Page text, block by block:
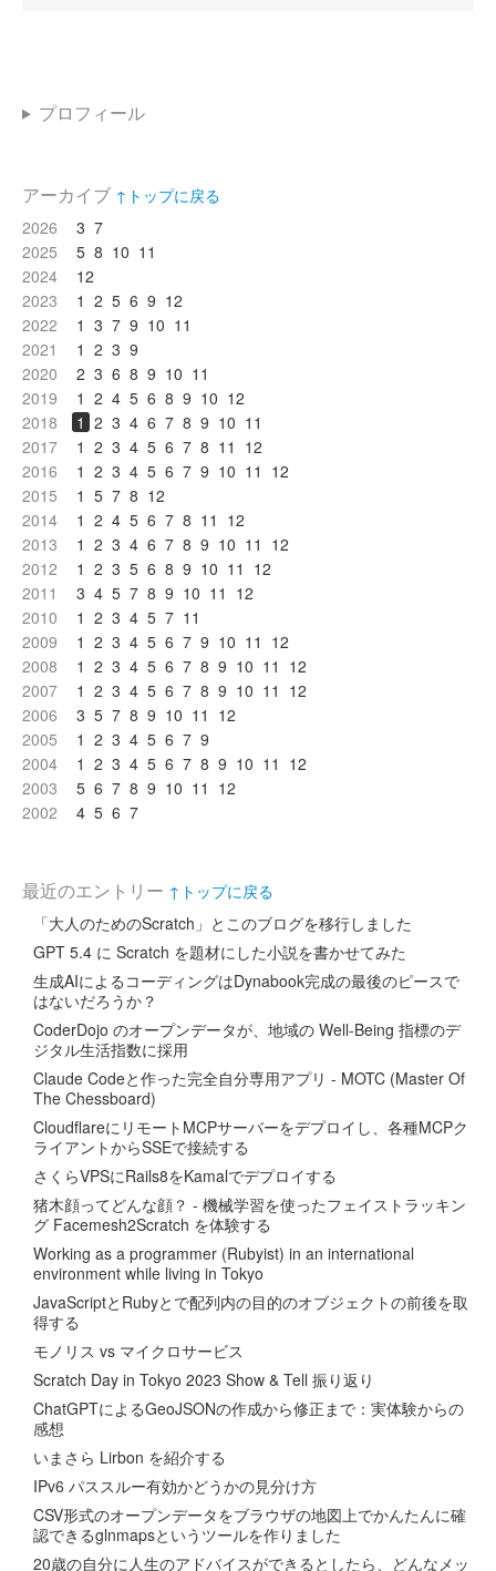
プロフィール
アーカイブ ↑トップに戻る
2026
3 7
2025
5 8 10 11
2024
12
2023
1 2 5 6 9 12
2022
1 3 7 9 10 11
2021
1 2 3 9
2020
2 3 6 8 9 10 11
2019
1 2 4 5 6 8 9 10 12
2018
1 2 3 4 6 7 8 9 10 11
2017
1 2 3 4 5 6 7 8 11 12
2016
1 2 3 4 5 6 7 9 10 11 12
2015
1 5 7 8 12
2014
1 2 4 5 6 7 8 11 12
2013
1 2 3 4 6 7 8 9 10 11 12
2012
1 2 3 5 6 8 9 10 11 12
2011
3 4 5 7 8 9 10 11 12
2010
1 2 3 4 5 7 11
2009
1 2 3 4 5 6 7 9 10 11 12
2008
1 2 3 4 5 6 7 8 9 10 11 12
2007
1 2 3 4 5 6 7 8 9 10 11 12
2006
3 5 7 8 9 10 11 12
2005
1 2 3 4 5 6 7 9
2004
1 2 3 4 5 6 7 8 9 10 11 12
2003
5 6 7 8 9 10 11 12
2002
4 5 6 7
最近のエントリー ↑トップに戻る
「大人のためのScratch」とこのブログを移行しました
GPT 5.4 に Scratch を題材にした小説を書かせてみた
生成AIによるコーディングはDynabook完成の最後のピースで
はないだろうか？
CoderDojo のオープンデータが、地域の Well-Being 指標のデ
ジタル生活指数に採用
Claude Codeと作った完全自分専用アプリ - MOTC (Master Of
The Chessboard)
CloudflareにリモートMCPサーバーをデプロイし、各種MCPク
ライアントからSSEで接続する
さくらVPSにRails8をKamalでデプロイする
猪木顔ってどんな顔？ - 機械学習を使ったフェイストラッキン
グ Facemesh2Scratch を体験する
Working as a programmer (Rubyist) in an international
environment while living in Tokyo
JavaScriptとRubyとで配列内の目的のオブジェクトの前後を取
得する
モノリス vs マイクロサービス
Scratch Day in Tokyo 2023 Show & Tell 振り返り
ChatGPTによるGeoJSONの作成から修正まで：実体験からの
感想
いまさら Lirbon を紹介する
IPv6 パススルー有効かどうかの見分け方
CSV形式のオープンデータをブラウザの地図上でかんたんに確
認できるglnmapsというツールを作りました
20歳の自分に人生のアドバイスができるとしたら、どんなメッ